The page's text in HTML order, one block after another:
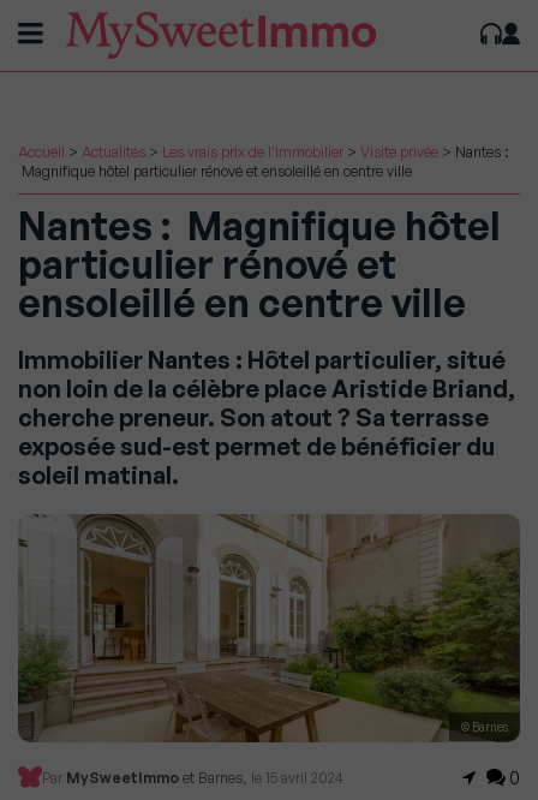
Accueil > Actualités > Les vrais prix de l'immobilier > Visite privée > Nantes :
Magnifique hôtel particulier rénové et ensoleillé en centre ville
Nantes : Magnifique hôtel
particulier rénové et
ensoleillé en centre ville
Immobilier Nantes : Hôtel particulier, situé
non loin de la célèbre place Aristide Briand,
cherche preneur. Son atout ? Sa terrasse
exposée sud-est permet de bénéficier du
soleil matinal.
© Barnes
Par MySweetImmo et Barnes , le 15 avril 2024 0